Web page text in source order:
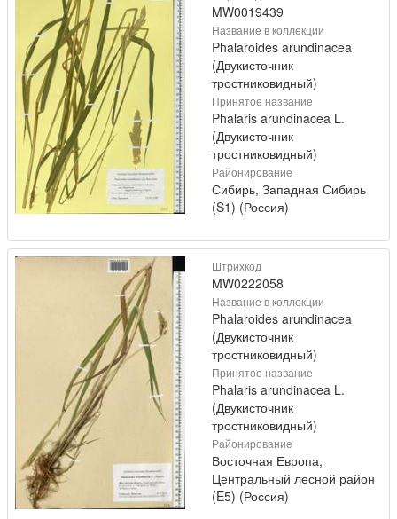
MW0019439
Название в коллекции
Phalaroides arundinacea
(Двукисточник
тростниковидный)
Принятое название
Phalaris arundinacea L.
(Двукисточник
тростниковидный)
Районирование
Сибирь, Западная Сибирь
(S1) (Россия)
Штрихкод
MW0222058
Название в коллекции
Phalaroides arundinacea
(Двукисточник
тростниковидный)
Принятое название
Phalaris arundinacea L.
(Двукисточник
тростниковидный)
Районирование
Восточная Европа,
Центральный лесной район
(E5) (Россия)